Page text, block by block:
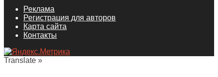
Реклама
Регистрация для авторов
Карта сайта
Контакты
Translate »